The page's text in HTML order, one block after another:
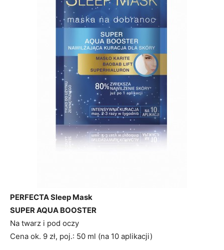
PERFECTA Sleep Mask
SUPER AQUA BOOSTER
Na twarz i pod oczy
Cena ok. 9 zł, poj.: 50 ml (na 10 aplikacji)